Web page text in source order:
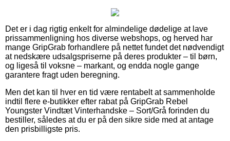
Det er i dag rigtig enkelt for almindelige dødelige at lave
prissammenligning hos diverse webshops, og herved har
mange GripGrab forhandlere på nettet fundet det nødvendigt
at nedskære udsalgspriserne på deres produkter – til børn,
og ligeså til voksne – markant, og endda nogle gange
garantere fragt uden beregning.
Men det kan til hver en tid være rentabelt at sammenholde
indtil flere e-butikker efter rabat på GripGrab Rebel
Youngster Vindtæt Vinterhandske – Sort/Grå forinden du
bestiller, således at du er på den sikre side med at antage
den prisbilligste pris.